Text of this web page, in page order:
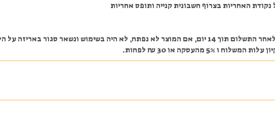
האחריות בצרוף חשבונית קנייה ותופס אחריות
במקרה והלקוח מעוניין לבטל את העסקה לאחר התשלום תוך 14 יום, אם המוצר לא נפתח, לא היה
מהעסקה או 30 ₪ לפחות.